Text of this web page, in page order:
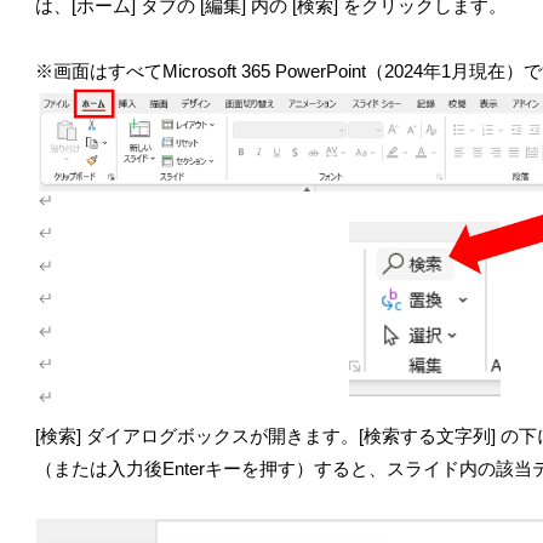
は、[ホーム] タブの [編集] 内の [検索] をクリックします。
※画面はすべてMicrosoft 365 PowerPoint（2024年1月現在）
[検索] ダイアログボックスが開きます。[検索する文字列] の
（または入力後Enterキーを押す）すると、スライド内の該